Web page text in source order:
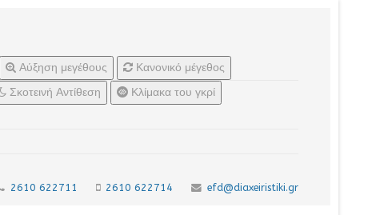
Αύξηση μεγέθους
Κανονικό μέγεθος
Σκοτεινή Αντίθεση
Κλίμακα του γκρί
2610 622711 2610 622714 efd@diaxeiristiki.gr